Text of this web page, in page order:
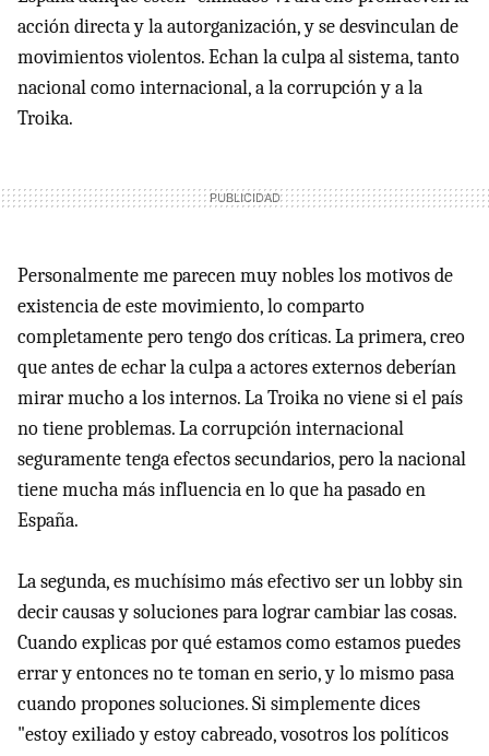
acción directa y la autorganización, y se desvinculan de
movimientos violentos. Echan la culpa al sistema, tanto
nacional como internacional, a la corrupción y a la
Troika.
Personalmente me parecen muy nobles los motivos de
existencia de este movimiento, lo comparto
completamente pero tengo dos críticas. La primera, creo
que antes de echar la culpa a actores externos deberían
mirar mucho a los internos. La Troika no viene si el país
no tiene problemas. La corrupción internacional
seguramente tenga efectos secundarios, pero la nacional
tiene mucha más influencia en lo que ha pasado en
España.
La segunda, es muchísimo más efectivo ser un lobby sin
decir causas y soluciones para lograr cambiar las cosas.
Cuando explicas por qué estamos como estamos puedes
errar y entonces no te toman en serio, y lo mismo pasa
cuando propones soluciones. Si simplemente dices
"estoy exiliado y estoy cabreado, vosotros los políticos